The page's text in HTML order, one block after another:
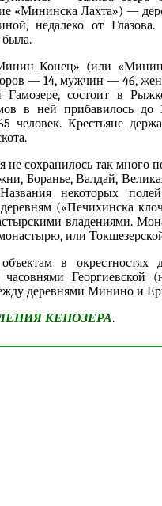
«Мининска Лахта») —
недалеко от Глазова.
была.
Конец» (или
— 14, мужчин — 46,
состоит в
в ней прибавилось
Крестьяне
не сохранилось так много
Боранье, Валдай,
некоторых
(«Печихинска
владениями.
или
в окрестностях
Георгиевской
деревнями Минино и
КЕНОЗЕРА.